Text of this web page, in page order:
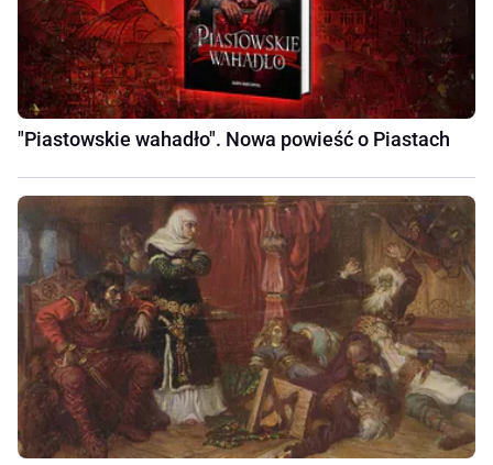
"Piastowskie wahadło". Nowa powieść o Piastach